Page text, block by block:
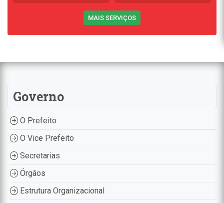
MAIS SERVIÇOS
Governo
O Prefeito
O Vice Prefeito
Secretarias
Órgãos
Estrutura Organizacional